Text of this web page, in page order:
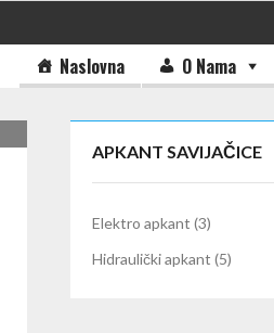
Naslovna O Nama
APKANT SAVIJAČICE
Elektro apkant (3)
Hidraulički apkant (5)